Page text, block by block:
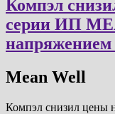
Компэл
серии ИП
напряжением
Mean Well
Компэл снизил цены